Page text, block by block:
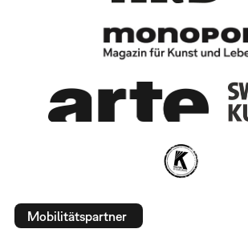
Mobilitätspartner